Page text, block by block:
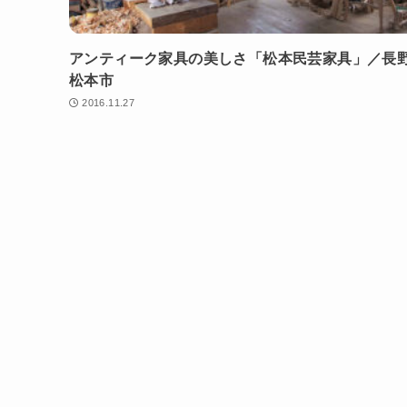
アンティーク家具の美しさ「松本民芸家具」／長
松本市
2016.11.27